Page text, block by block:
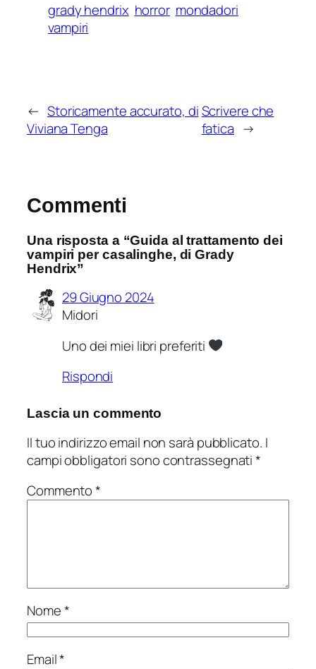
grady hendrix horror mondadori
vampiri
← Storicamente accurato, di
Viviana Tenga
Scrivere che
fatica →
Commenti
Una risposta a “Guida al trattamento dei
vampiri per casalinghe, di Grady
Hendrix”
29 Giugno 2024
Midori
Uno dei miei libri preferiti
Rispondi
Lascia un commento
Il tuo indirizzo email non sarà pubblicato. I
campi obbligatori sono contrassegnati*
Commento*
Nome*
Email*